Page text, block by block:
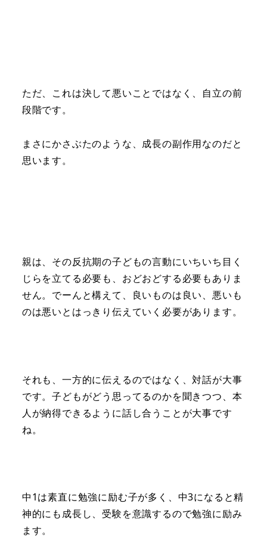
ただ、これは決して悪いことではなく、自立の前
段階です。
まさにかさぶたのような、成長の副作用なのだと
思います。
親は、その反抗期の子どもの言動にいちいち目く
じらを立てる必要も、おどおどする必要もありま
せん。でーんと構えて、良いものは良い、悪いも
のは悪いとはっきり伝えていく必要があります。
それも、一方的に伝えるのではなく、対話が大事
です。子どもがどう思ってるのかを聞きつつ、本
人が納得できるように話し合うことが大事です
ね。
中1は素直に勉強に励む子が多く、中3になると精
神的にも成長し、受験を意識するので勉強に励み
ます。